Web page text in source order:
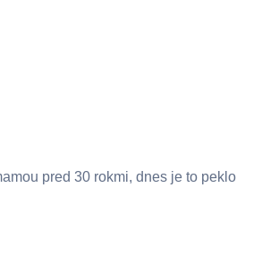
pred 30 rokmi, dnes je to peklo